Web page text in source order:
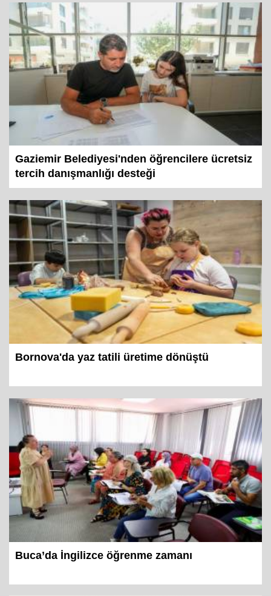
Gaziemir Belediyesi'nden öğrencilere ücretsiz
tercih danışmanlığı desteği
Bornova'da yaz tatili üretime dönüştü
Buca’da İngilizce öğrenme zamanı